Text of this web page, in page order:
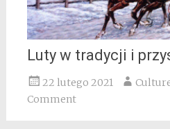
Luty w tradycji i
22 lutego 2021
Comment